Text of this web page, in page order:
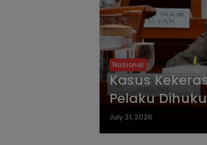
Nasional
Kasus
Pelaku
July 31, 2026